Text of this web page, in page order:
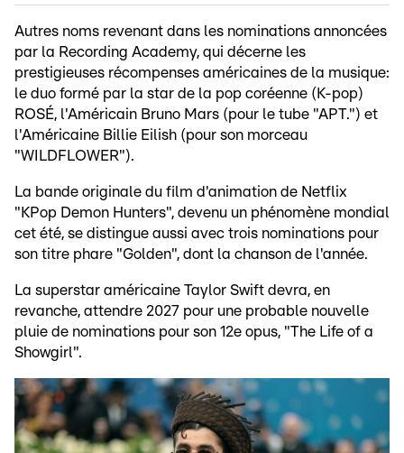
Autres noms revenant dans les nominations annoncées
par la Recording Academy, qui décerne les
prestigieuses récompenses américaines de la musique:
le duo formé par la star de la pop coréenne (K-pop)
ROSÉ, l'Américain Bruno Mars (pour le tube "APT.") et
l'Américaine Billie Eilish (pour son morceau
"WILDFLOWER").
La bande originale du film d'animation de Netflix
"KPop Demon Hunters", devenu un phénomène mondial
cet été, se distingue aussi avec trois nominations pour
son titre phare "Golden", dont la chanson de l'année.
La superstar américaine Taylor Swift devra, en
revanche, attendre 2027 pour une probable nouvelle
pluie de nominations pour son 12e opus, "The Life of a
Showgirl".